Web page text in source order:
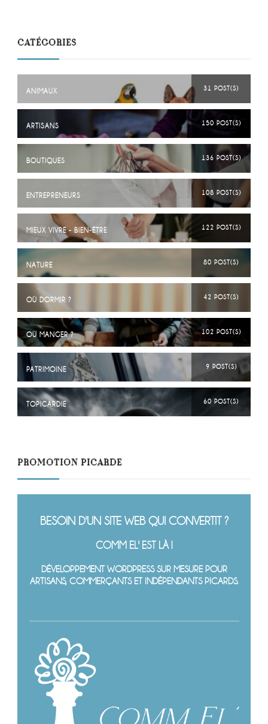
CATÉGORIES
ANIMAUX 31 POST(S)
ARTISANS 150 POST(S)
BOUTIQUES 136 POST(S)
ENTREPRENEURS 108 POST(S)
MIEUX VIVRE - BIEN-ÊTRE 122 POST(S)
NATURE 80 POST(S)
OÙ DORMIR ? 42 POST(S)
OÙ MANGER ? 102 POST(S)
PATRIMOINE 9 POST(S)
TOPICARDIE 60 POST(S)
PROMOTION PICARDE
BESOIN D'UN SITE WEB QUI CONVERTIT ?
COMM EL' EST LÀ !
DÉVELOPPEMENT WORDPRESS SUR MESURE POUR
ARTISANS, COMMERÇANTS ET INDÉPENDANTS PICARDS.